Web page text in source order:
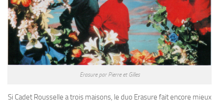
Erasure par Pierre et Gilles
Si Cadet Rousselle a trois maisons, le duo Erasure fait encore mieux